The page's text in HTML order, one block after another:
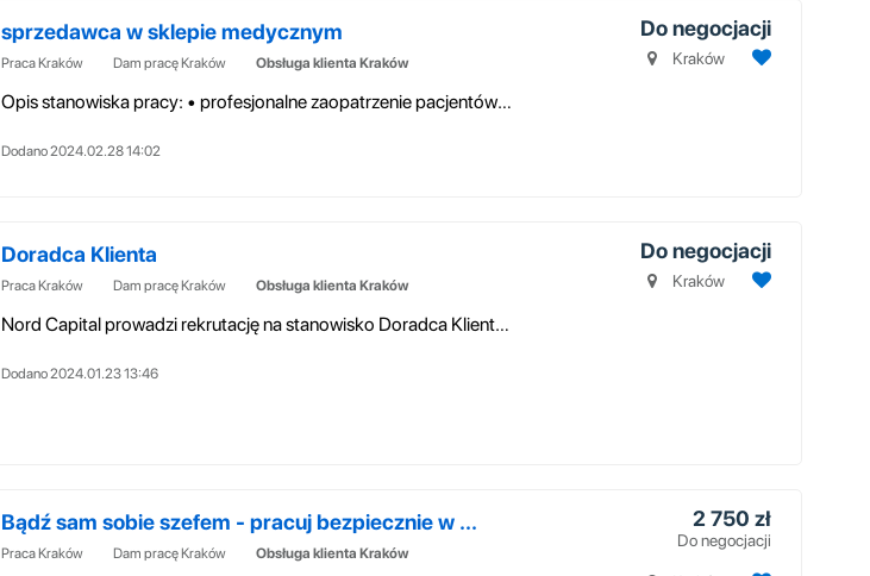
sprzedawca w sklepie medycznym
Praca Kraków Dam pracę Kraków Obsługa klienta Kraków
Opis stanowiska pracy: • profesjonalne zaopatrzenie pacjentów / klientó...
Dodano 2024.02.28 14:02
Do negocjacji
Kraków
Doradca Klienta
Praca Kraków Dam pracę Kraków Obsługa klienta Kraków
Nord Capital prowadzi rekrutację na stanowisko Doradca Klienta w Placówc...
Dodano 2024.01.23 13:46
Do negocjacji
Kraków
Bądź sam sobie szefem - pracuj bezpiecznie w ...
Praca Kraków Dam pracę Kraków Obsługa klienta Kraków
2 750 zł
Do negocjacji